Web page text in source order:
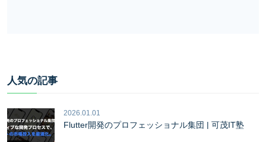
人気の記事
2026.01.01
Flutter開発のプロフェッショナル集団 | 可茂IT塾